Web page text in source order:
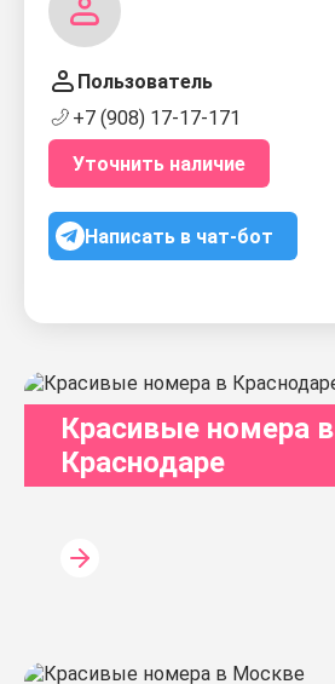
Пользователь
+7 (908) 17-17-171
Уточнить наличие
Написать в чат-бот
Красивые номера в
Краснодаре